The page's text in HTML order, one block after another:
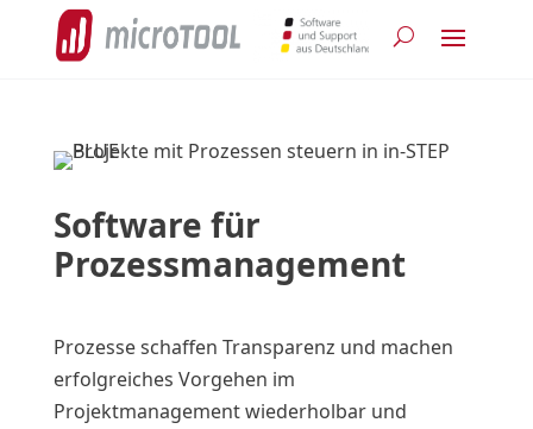
Software für
Prozessmanagement
Prozesse schaffen Transparenz und machen
erfolgreiches Vorgehen im
Projektmanagement wiederholbar und